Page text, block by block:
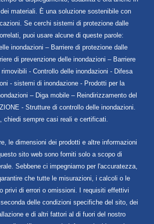
materiali. È una soluzione sostenibile con
Se cerchi sistemi di protezione dalle
puoi usare alcune di queste parole:
inondazioni – Barriere di protezione dalle
di prevenzione delle inondazioni – Barriere
- Controllo delle inondazioni - Difesa
- sistemi di inondazione - Prodotti per la
– Diga mobile – Reindirizzamento del
- Strutture di controllo delle inondazioni.
chiedi sempre casi reali e certificati.
le dimensioni dei prodotti e altre informazioni
sito web sono forniti solo a scopo di
Sebbene ci impegniamo per l'accuratezza,
che tutte le misurazioni, i calcoli o le
privi di errori o omissioni. I requisiti effettivi
delle condizioni specifiche del sito, dei
e di altri fattori al di fuori del nostro